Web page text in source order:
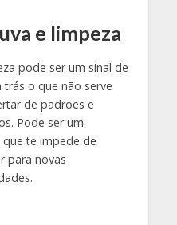
e limpeza
pode ser um sinal de
o que não serve
de padrões e
Pode ser um
te impede de
para novas